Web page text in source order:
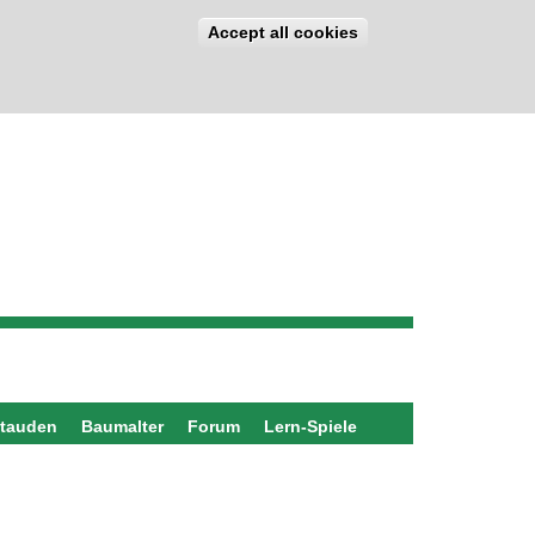
Accept all cookies
Baumalter Forum Lern-Spiele